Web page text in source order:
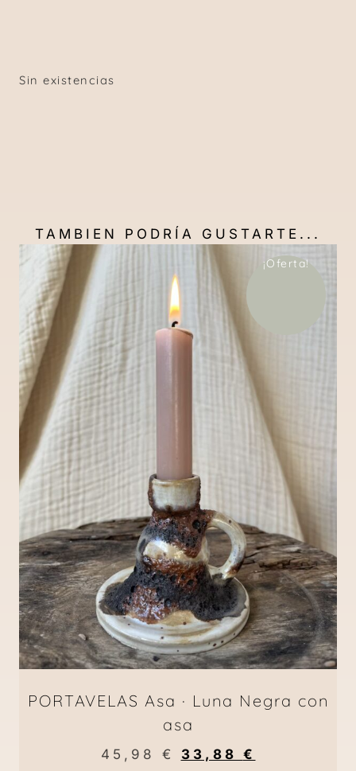
Sin existencias
TAMBIEN PODRÍA GUSTARTE...
¡Oferta!
PORTAVELAS Asa · Luna Negra con
asa
45,98 € 33,88 €